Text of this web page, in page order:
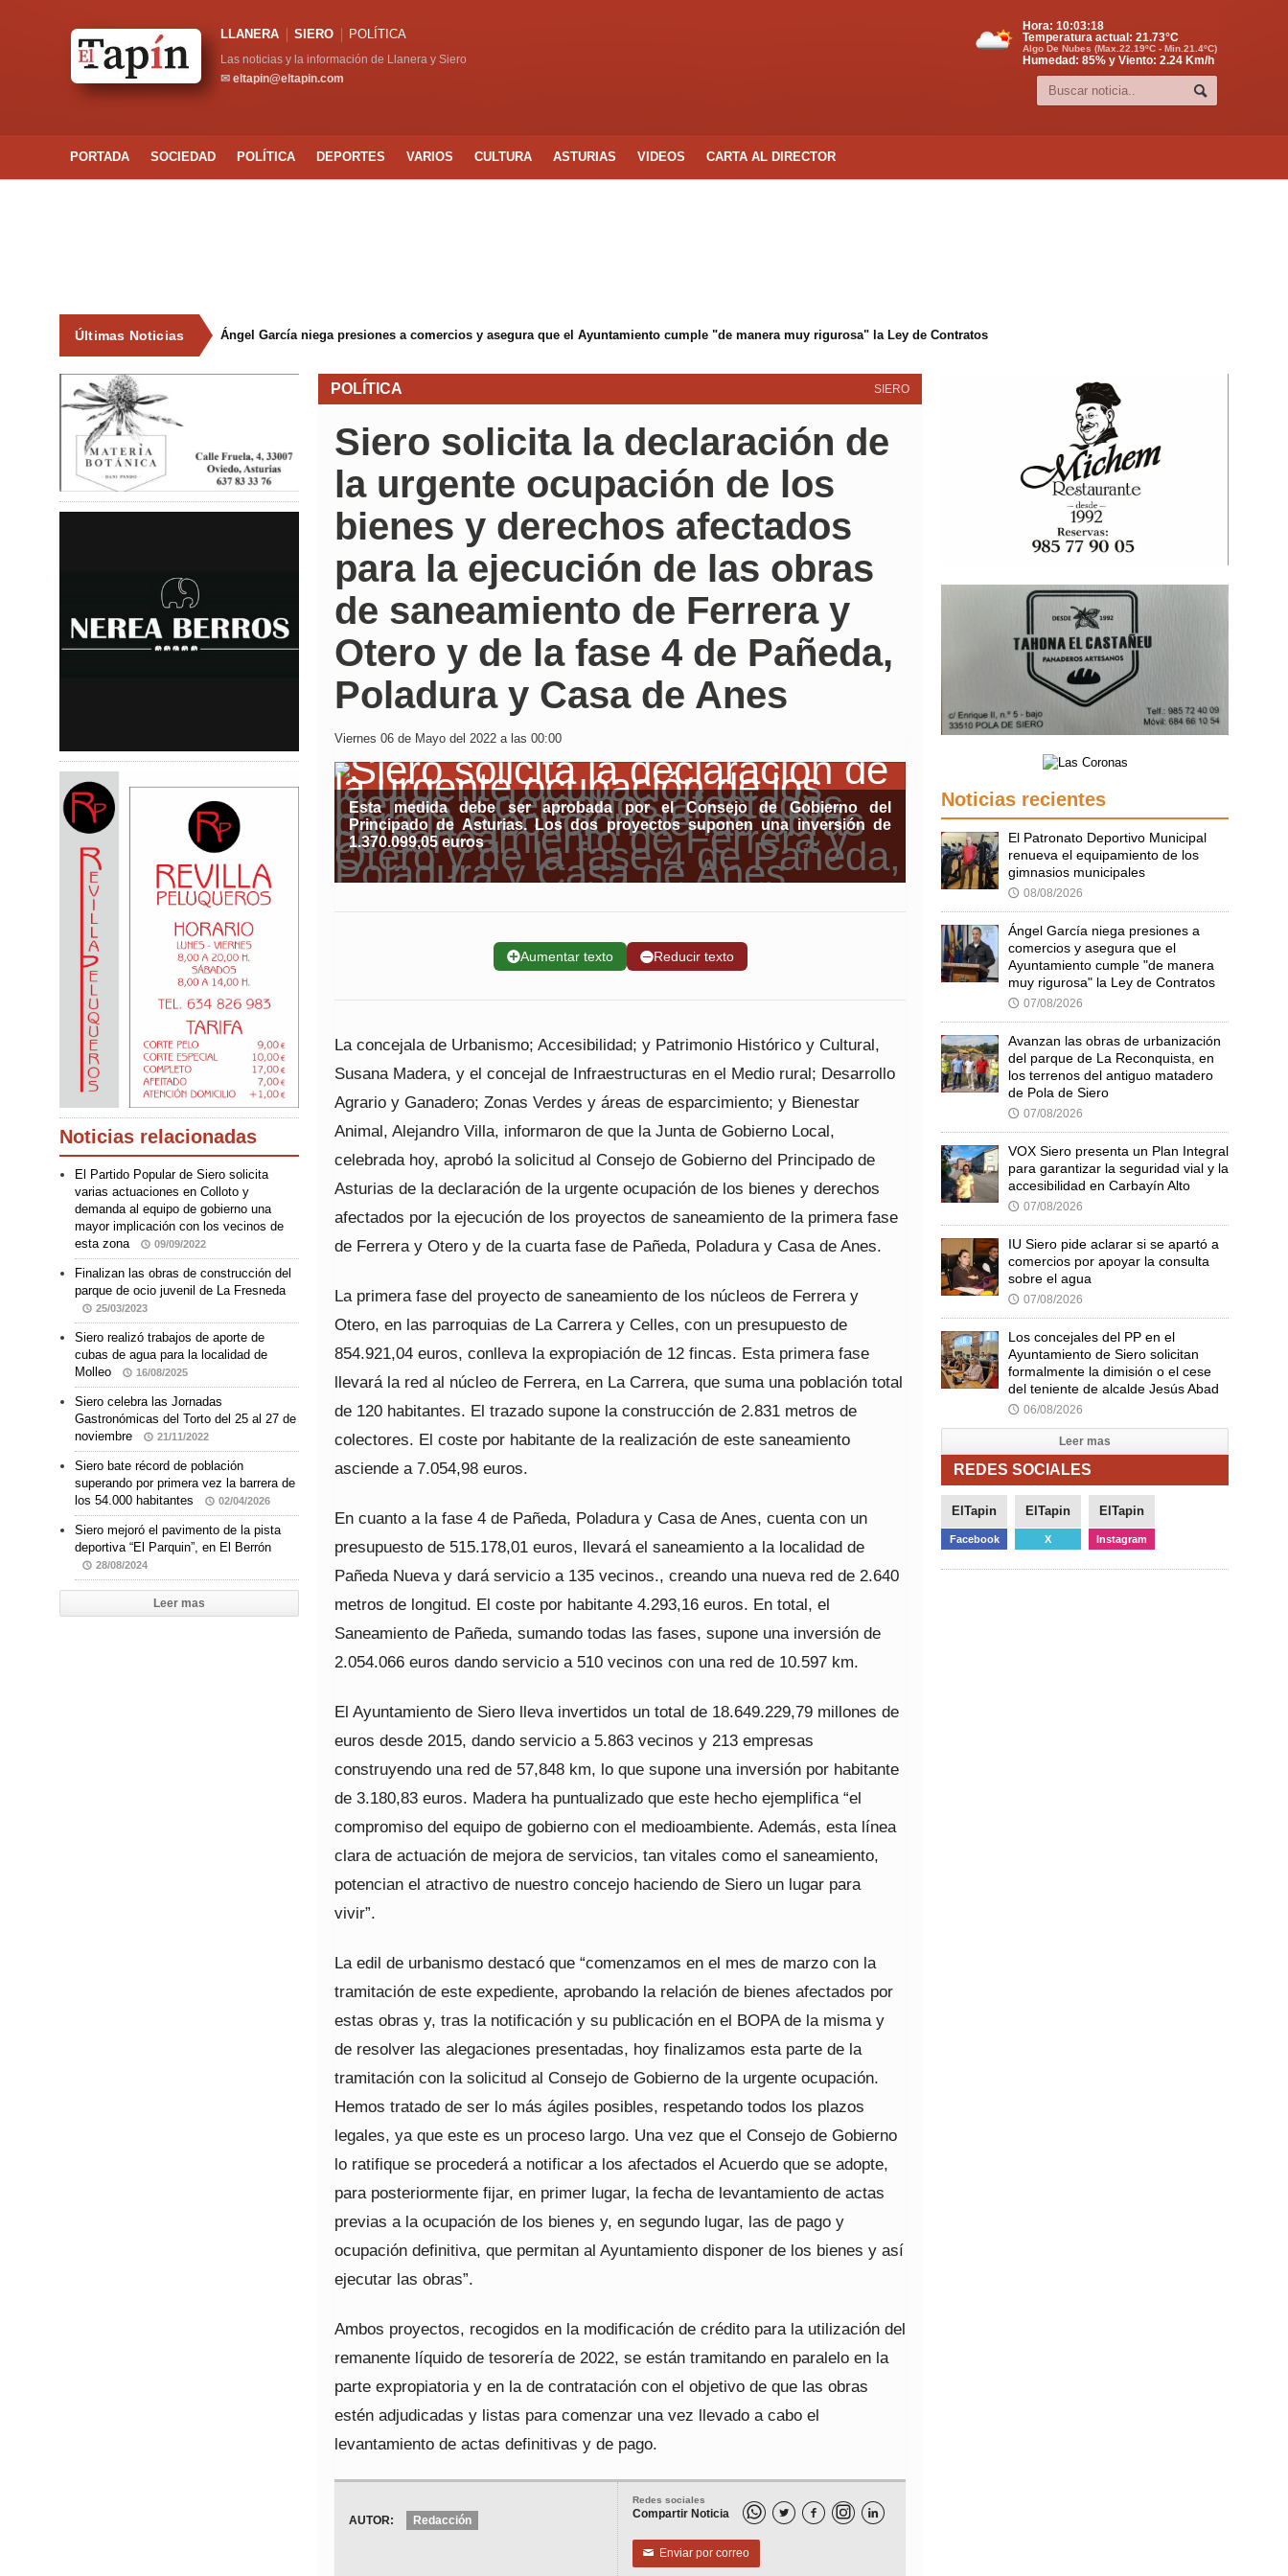
LLANERA SIERO POLÍTICA
Las noticias y la información de Llanera y Siero
✉ eltapin@eltapin.com
Hora: 10:03:19
Temperatura actual: 21.73°C
Algo De Nubes (Max.22.19ºC - Min.21.4ºC)
Humedad: 85% y Viento: 2.24 Km/h
PORTADA SOCIEDAD POLÍTICA DEPORTES VARIOS CULTURA ASTURIAS VIDEOS CARTA AL DIRECTOR
Últimas Noticias Ángel García niega presiones a comercios y asegura que el Ayuntamiento cumple "de manera muy rigurosa" la Ley de Contratos
SIERO
POLÍTICA
Siero solicita la declaración de
la urgente ocupación de los
bienes y derechos afectados
para la ejecución de las obras
de saneamiento de Ferrera y
Otero y de la fase 4 de Pañeda,
Poladura y Casa de Anes
Viernes 06 de Mayo del 2022 a las 00:00
Esta medida debe ser aprobada por el Consejo de Gobierno del
Principado de Asturias. Los dos proyectos suponen una inversión de
1.370.099,05 euros
➕Aumentar texto ➖Reducir texto
La concejala de Urbanismo; Accesibilidad; y Patrimonio Histórico y Cultural,
Susana Madera, y el concejal de Infraestructuras en el Medio rural; Desarrollo
Agrario y Ganadero; Zonas Verdes y áreas de esparcimiento; y Bienestar
Animal, Alejandro Villa, informaron de que la Junta de Gobierno Local,
celebrada hoy, aprobó la solicitud al Consejo de Gobierno del Principado de
Asturias de la declaración de la urgente ocupación de los bienes y derechos
afectados por la ejecución de los proyectos de saneamiento de la primera fase
de Ferrera y Otero y de la cuarta fase de Pañeda, Poladura y Casa de Anes.
La primera fase del proyecto de saneamiento de los núcleos de Ferrera y
Otero, en las parroquias de La Carrera y Celles, con un presupuesto de
854.921,04 euros, conlleva la expropiación de 12 fincas. Esta primera fase
llevará la red al núcleo de Ferrera, en La Carrera, que suma una población total
de 120 habitantes. El trazado supone la construcción de 2.831 metros de
colectores. El coste por habitante de la realización de este saneamiento
asciende a 7.054,98 euros.
En cuanto a la fase 4 de Pañeda, Poladura y Casa de Anes, cuenta con un
presupuesto de 515.178,01 euros, llevará el saneamiento a la localidad de
Pañeda Nueva y dará servicio a 135 vecinos., creando una nueva red de 2.640
metros de longitud. El coste por habitante 4.293,16 euros. En total, el
Saneamiento de Pañeda, sumando todas las fases, supone una inversión de
2.054.066 euros dando servicio a 510 vecinos con una red de 10.597 km.
El Ayuntamiento de Siero lleva invertidos un total de 18.649.229,79 millones de
euros desde 2015, dando servicio a 5.863 vecinos y 213 empresas
construyendo una red de 57,848 km, lo que supone una inversión por habitante
de 3.180,83 euros. Madera ha puntualizado que este hecho ejemplifica “el
compromiso del equipo de gobierno con el medioambiente. Además, esta línea
clara de actuación de mejora de servicios, tan vitales como el saneamiento,
potencian el atractivo de nuestro concejo haciendo de Siero un lugar para
vivir”.
La edil de urbanismo destacó que “comenzamos en el mes de marzo con la
tramitación de este expediente, aprobando la relación de bienes afectados por
estas obras y, tras la notificación y su publicación en el BOPA de la misma y
de resolver las alegaciones presentadas, hoy finalizamos esta parte de la
tramitación con la solicitud al Consejo de Gobierno de la urgente ocupación.
Hemos tratado de ser lo más ágiles posibles, respetando todos los plazos
legales, ya que este es un proceso largo. Una vez que el Consejo de Gobierno
lo ratifique se procederá a notificar a los afectados el Acuerdo que se adopte,
para posteriormente fijar, en primer lugar, la fecha de levantamiento de actas
previas a la ocupación de los bienes y, en segundo lugar, las de pago y
ocupación definitiva, que permitan al Ayuntamiento disponer de los bienes y así
ejecutar las obras”.
Ambos proyectos, recogidos en la modificación de crédito para la utilización del
remanente líquido de tesorería de 2022, se están tramitando en paralelo en la
parte expropiatoria y en la de contratación con el objetivo de que las obras
estén adjudicadas y listas para comenzar una vez llevado a cabo el
levantamiento de actas definitivas y de pago.
Redes sociales
Compartir Noticia   
✉ Enviar por correo
AUTOR: Redacción
Noticias relacionadas
El Partido Popular de Siero solicita
varias actuaciones en Colloto y
demanda al equipo de gobierno una
mayor implicación con los vecinos de
esta zona
09/09/2022
Finalizan las obras de construcción del
parque de ocio juvenil de La Fresneda
25/03/2023
Siero realizó trabajos de aporte de
cubas de agua para la localidad de
Molleo
16/08/2025
Siero celebra las Jornadas
Gastronómicas del Torto del 25 al 27 de
noviembre
21/11/2022
Siero bate récord de población
superando por primera vez la barrera de
los 54.000 habitantes
02/04/2026
Siero mejoró el pavimento de la pista
deportiva “El Parquin”, en El Berrón
28/08/2024
Leer mas
Noticias recientes
El Patronato Deportivo Municipal
renueva el equipamiento de los
gimnasios municipales
🕔 08/08/2026
Ángel García niega presiones a
comercios y asegura que el
Ayuntamiento cumple "de manera
muy rigurosa" la Ley de Contratos
🕔 07/08/2026
Avanzan las obras de urbanización
del parque de La Reconquista, en
los terrenos del antiguo matadero
de Pola de Siero
🕔 07/08/2026
VOX Siero presenta un Plan Integral
para garantizar la seguridad vial y la
accesibilidad en Carbayín Alto
🕔 07/08/2026
IU Siero pide aclarar si se apartó a
comercios por apoyar la consulta
sobre el agua
🕔 07/08/2026
Los concejales del PP en el
Ayuntamiento de Siero solicitan
formalmente la dimisión o el cese
del teniente de alcalde Jesús Abad
🕔 06/08/2026
Leer mas
REDES SOCIALES
ElTapin
Facebook
ElTapin
X
ElTapin
Instagram